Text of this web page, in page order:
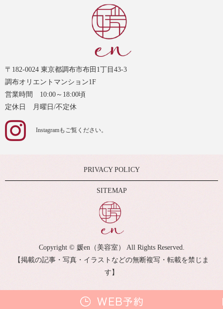
〒182-0024 東京都調布市布田1丁目43-3
調布オリエントマンション1F
営業時間 10:00～18:00頃
定休日 月曜日/不定休
Instagramもご覧ください。
PRIVACY POLICY
SITEMAP
Copyright © 媛en（美容室） All Rights Reserved.
【掲載の記事・写真・イラストなどの無断複写・転載を禁じま
す】